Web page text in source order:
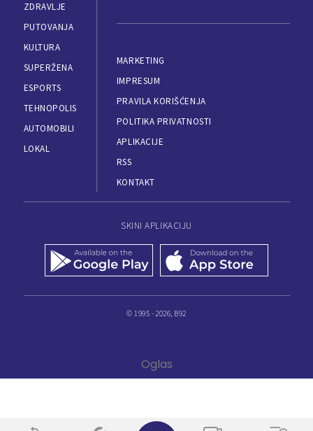
ZDRAVLJE
PUTOVANJA
KULTURA
SUPERŽENA
ESPORTS
TEHNOPOLIS
AUTOMOBILI
LOKAL
MARKETING
IMPRESUM
PRAVILA KORIŠĆENJA
POLITIKA PRIVATNOSTI
APLIKACIJE
RSS
KONTAKT
SKINI APLIKACIJU
© 1995 - 2026, B92